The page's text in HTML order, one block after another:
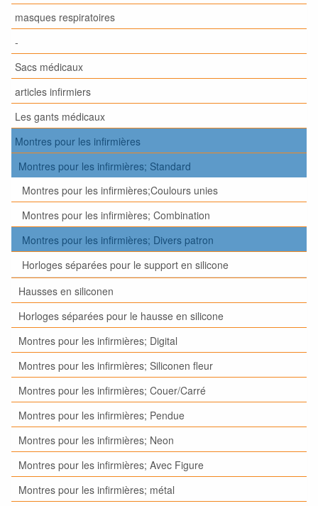
masques respiratoires
-
Sacs médicaux
articles infirmiers
Les gants médicaux
Montres pour les infirmières
Montres pour les infirmières; Standard
Montres pour les infirmières;Coulours unies
Montres pour les infirmières; Combination
Montres pour les infirmières; Divers patron
Horloges séparées pour le support en silicone
Hausses en siliconen
Horloges séparées pour le hausse en silicone
Montres pour les infirmières; Digital
Montres pour les infirmières; Siliconen fleur
Montres pour les infirmières; Couer/Carré
Montres pour les infirmières; Pendue
Montres pour les infirmières; Neon
Montres pour les infirmières; Avec Figure
Montres pour les infirmières; métal